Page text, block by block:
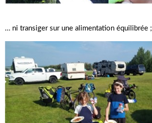
… ni transiger sur une alimentation équilibrée ;